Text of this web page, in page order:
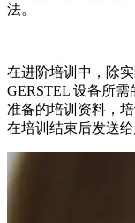
法。
在进阶培训中，除
GERSTEL 设备所
准备的培训资料，
在培训结束后发送给